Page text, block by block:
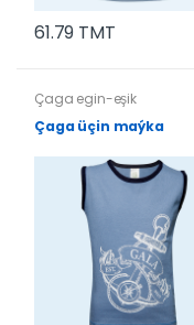
61.79 TMT
Çaga egin-eşik
Çaga üçin maýka